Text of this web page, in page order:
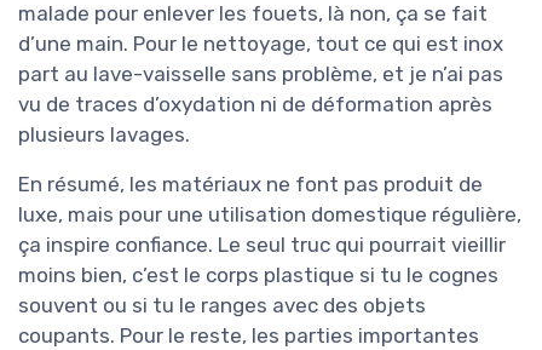
malade pour enlever les fouets, là non, ça se fait
d’une main. Pour le nettoyage, tout ce qui est inox
part au lave-vaisselle sans problème, et je n’ai pas
vu de traces d’oxydation ni de déformation après
plusieurs lavages.
En résumé, les matériaux ne font pas produit de
luxe, mais pour une utilisation domestique régulière,
ça inspire confiance. Le seul truc qui pourrait vieillir
moins bien, c’est le corps plastique si tu le cognes
souvent ou si tu le ranges avec des objets
coupants. Pour le reste, les parties importantes